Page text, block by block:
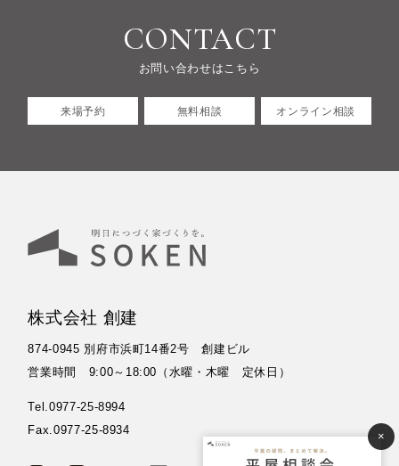
×
CONTACT
お問い合わせはこちら
来場予約 無料相談 オンライン相談
株式会社 創建
874-0945 別府市浜町14番2号 創建ビル
営業時間 9:00～18:00（水曜・木曜 定休日）
Tel.0977-25-8994
Fax.0977-25-8934